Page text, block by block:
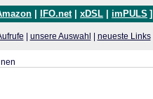
IFO.net xDSL imPULS ]
unsere Auswahl neueste Links|